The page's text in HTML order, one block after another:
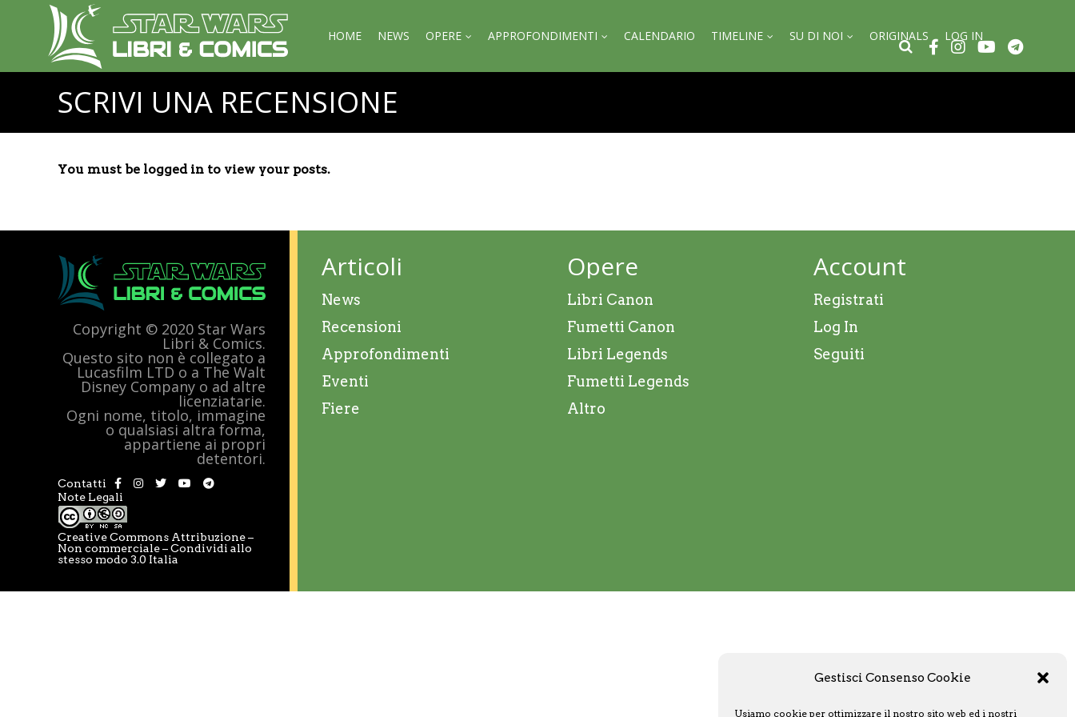
Gestisci Consenso Cookie
Usiamo cookie per ottimizzare il nostro sito web ed i nostri
HOME NEWS OPERE APPROFONDIMENTI CALENDARIO TIMELINE SU DI NOI ORIGINALS LOG IN
SCRIVI UNA RECENSIONE
You must be logged in to view your posts.
Copyright © 2020 Star Wars
Libri & Comics.
Questo sito non è collegato a
Lucasfilm LTD o a The Walt
Disney Company o ad altre
licenziatarie.
Ogni nome, titolo, immagine
o qualsiasi altra forma,
appartiene ai propri
detentori.
Contatti
Note Legali
Creative Commons Attribuzione –
Non commerciale – Condividi allo
stesso modo 3.0 Italia
Articoli
News
Recensioni
Approfondimenti
Eventi
Fiere
Opere
Libri Canon
Fumetti Canon
Libri Legends
Fumetti Legends
Altro
Account
Registrati
Log In
Seguiti